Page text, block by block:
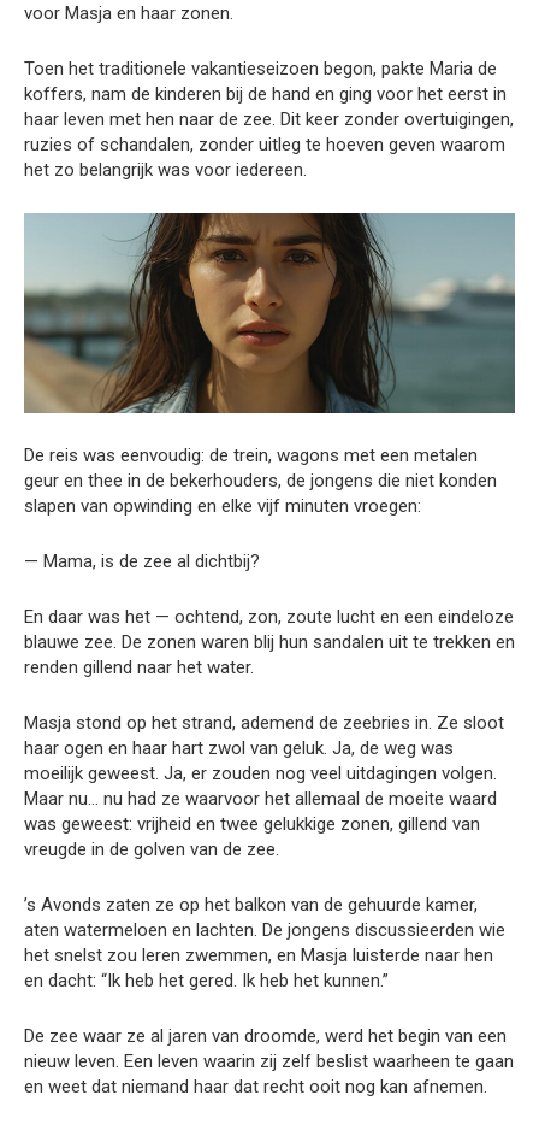
voor Masja en haar zonen.
Toen het traditionele vakantieseizoen begon, pakte Maria de
koffers, nam de kinderen bij de hand en ging voor het eerst in
haar leven met hen naar de zee. Dit keer zonder overtuigingen,
ruzies of schandalen, zonder uitleg te hoeven geven waarom
het zo belangrijk was voor iedereen.
De reis was eenvoudig: de trein, wagons met een metalen
geur en thee in de bekerhouders, de jongens die niet konden
slapen van opwinding en elke vijf minuten vroegen:
— Mama, is de zee al dichtbij?
En daar was het — ochtend, zon, zoute lucht en een eindeloze
blauwe zee. De zonen waren blij hun sandalen uit te trekken en
renden gillend naar het water.
Masja stond op het strand, ademend de zeebries in. Ze sloot
haar ogen en haar hart zwol van geluk. Ja, de weg was
moeilijk geweest. Ja, er zouden nog veel uitdagingen volgen.
Maar nu… nu had ze waarvoor het allemaal de moeite waard
was geweest: vrijheid en twee gelukkige zonen, gillend van
vreugde in de golven van de zee.
’s Avonds zaten ze op het balkon van de gehuurde kamer,
aten watermeloen en lachten. De jongens discussieerden wie
het snelst zou leren zwemmen, en Masja luisterde naar hen
en dacht: “Ik heb het gered. Ik heb het kunnen.”
De zee waar ze al jaren van droomde, werd het begin van een
nieuw leven. Een leven waarin zij zelf beslist waarheen te gaan
en weet dat niemand haar dat recht ooit nog kan afnemen.